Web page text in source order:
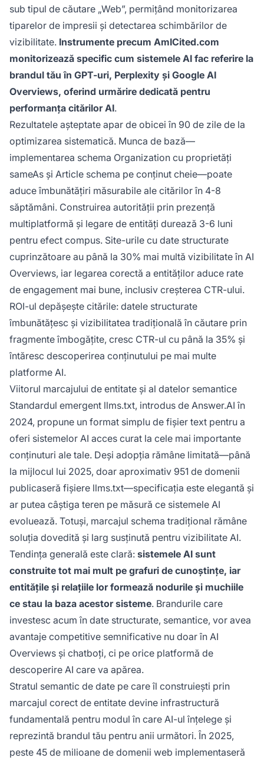
sub tipul de căutare „Web”, permițând monitorizarea
tiparelor de impresii și detectarea schimbărilor de
vizibilitate. Instrumente precum AmICited.com
monitorizează specific cum sistemele AI fac referire la
brandul tău în GPT-uri, Perplexity și Google AI
Overviews, oferind urmărire dedicată pentru
performanța citărilor AI.
Rezultatele așteptate apar de obicei în 90 de zile de la
optimizarea sistematică. Munca de bază—
implementarea schema Organization cu proprietăți
sameAs și Article schema pe conținut cheie—poate
aduce îmbunătățiri măsurabile ale citărilor în 4-8
săptămâni. Construirea autorității prin prezență
multiplatformă și legare de entități durează 3-6 luni
pentru efect compus. Site-urile cu date structurate
cuprinzătoare au până la 30% mai multă vizibilitate în AI
Overviews, iar legarea corectă a entităților aduce rate
de engagement mai bune, inclusiv creșterea CTR-ului.
ROI-ul depășește citările: datele structurate
îmbunătățesc și vizibilitatea tradițională în căutare prin
fragmente îmbogățite, cresc CTR-ul cu până la 35% și
întăresc descoperirea conținutului pe mai multe
platforme AI.
Viitorul marcajului de entitate și al datelor semantice
Standardul emergent llms.txt, introdus de Answer.AI în
2024, propune un format simplu de fișier text pentru a
oferi sistemelor AI acces curat la cele mai importante
conținuturi ale tale. Deși adopția rămâne limitată—până
la mijlocul lui 2025, doar aproximativ 951 de domenii
publicaseră fișiere llms.txt—specificația este elegantă și
ar putea câștiga teren pe măsură ce sistemele AI
evoluează. Totuși, marcajul schema tradițional rămâne
soluția dovedită și larg susținută pentru vizibilitate AI.
Tendința generală este clară: sistemele AI sunt
construite tot mai mult pe grafuri de cunoștințe, iar
entitățile și relațiile lor formează nodurile și muchiile
ce stau la baza acestor sisteme. Brandurile care
investesc acum în date structurate, semantice, vor avea
avantaje competitive semnificative nu doar în AI
Overviews și chatboți, ci pe orice platformă de
descoperire AI care va apărea.
Stratul semantic de date pe care îl construiești prin
marcajul corect de entitate devine infrastructură
fundamentală pentru modul în care AI-ul înțelege și
reprezintă brandul tău pentru anii următori. În 2025,
peste 45 de milioane de domenii web implementaseră